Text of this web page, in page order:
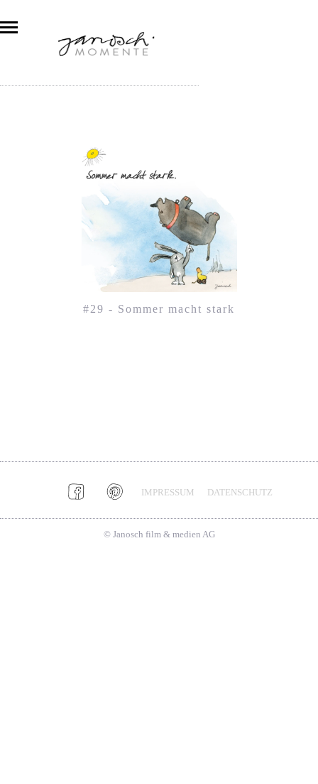
#29 - Sommer macht stark
IMPRESSUM DATENSCHUTZ
© Janosch film & medien AG